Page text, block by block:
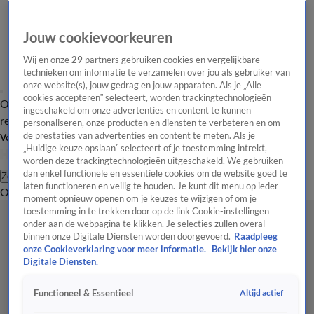
Overzicht Laatste nieuws Regionieuws Het beste van Hart
Tip de
redactie
Volg Hart van Nederland
Zoeken
OverzichtRegioUitzendingenWeerTip de redactiePanelVideo's
Jouw cookievoorkeuren
Wij en onze29 partners gebruiken cookies en vergelijkbare
technieken om informatie te verzamelen over jou als gebruiker van
onze website(s), jouw gedrag en jouw apparaten. Als je „Alle
cookies accepteren” selecteert, worden trackingtechnologieën
ingeschakeld om onze advertenties en content te kunnen
personaliseren, onze producten en diensten te verbeteren en om
de prestaties van advertenties en content te meten. Als je
„Huidige keuze opslaan” selecteert of je toestemming intrekt,
worden deze trackingtechnologieën uitgeschakeld. We gebruiken
dan enkel functionele en essentiële cookies om de website goed te
laten functioneren en veilig te houden. Je kunt dit menu op ieder
moment opnieuw openen om je keuzes te wijzigen of om je
toestemming in te trekken door op de link Cookie-instellingen
onder aan de webpagina te klikken. Je selecties zullen overal
binnen onze Digitale Diensten worden doorgevoerd. Raadpleeg
onze Cookieverklaring voor meer informatie.
Bekijk hier onze
Digitale Diensten.
Functioneel & Essentieel Altijd actief